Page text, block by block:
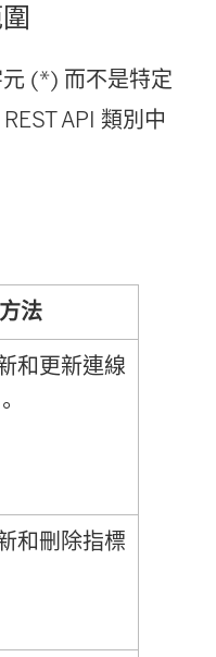
(*) 而不是特定
API 類別中
法
和更新連線
和刪除指標